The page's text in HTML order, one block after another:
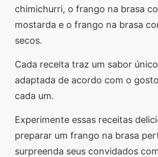
chimichurri, o frango na brasa
mostarda e o frango na brasa
secos.
Cada receita traz um sabor
adaptada de acordo com o
cada um.
Experimente essas receitas
preparar um frango na brasa
surpreenda seus convidados